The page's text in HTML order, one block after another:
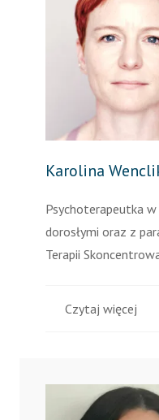
Karolina
Psychoterapeutka
dorosłymi oraz z
Terapii
Czytaj więcej